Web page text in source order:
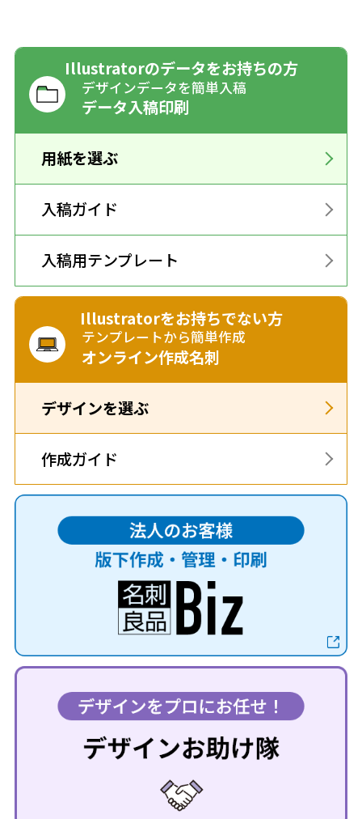
Illustratorのデータをお持ちの方
デザインデータを簡単入稿
データ入稿印刷
用紙を選ぶ
入稿ガイド
入稿用テンプレート
Illustratorをお持ちでない方
テンプレートから簡単作成
オンライン作成名刺
デザインを選ぶ
作成ガイド